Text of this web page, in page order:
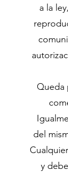
a la
Queda
del
y